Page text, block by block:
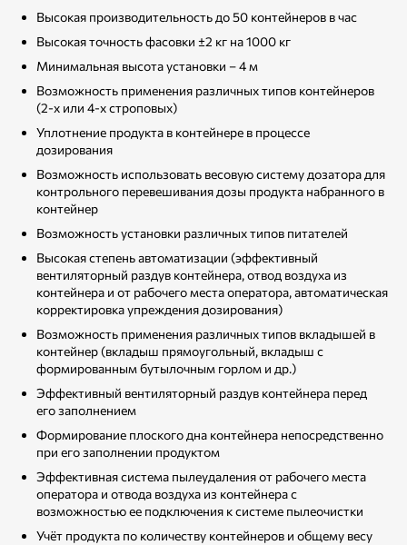
Высокая производительность до 50 контейнеров в час
Высокая точность фасовки ±2 кг на 1000 кг
Минимальная высота установки – 4 м
Возможность применения различных типов контейнеров
(2-х или 4-х строповых)
Уплотнение продукта в контейнере в процессе
дозирования
Возможность использовать весовую систему дозатора для
контрольного перевешивания дозы продукта набранного в
контейнер
Возможность установки различных типов питателей
Высокая степень автоматизации (эффективный
вентиляторный раздув контейнера, отвод воздуха из
контейнера и от рабочего места оператора, автоматическая
корректировка упреждения дозирования)
Возможность применения различных типов вкладышей в
контейнер (вкладыш прямоугольный, вкладыш с
формированным бутылочным горлом и др.)
Эффективный вентиляторный раздув контейнера перед
его заполнением
Формирование плоского дна контейнера непосредственно
при его заполнении продуктом
Эффективная система пылеудаления от рабочего места
оператора и отвода воздуха из контейнера с
возможностью ее подключения к системе пылеочистки
Учёт продукта по количеству контейнеров и общему весу